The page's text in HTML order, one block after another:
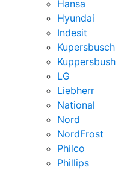
Hansa
Hyundai
Indesit
Kupersbusch
Kuppersbush
LG
Liebherr
National
Nord
NordFrost
Philco
Phillips